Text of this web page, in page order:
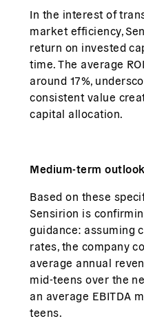
In the interest of
market efficiency,
return on invested
time. The average
around 17%,
consistent value
capital allocation.
Medium-term
Based on these
Sensirion is
guidance: assuming
rates, the company
average annual
mid-teens over the
an average EBITDA
teens.